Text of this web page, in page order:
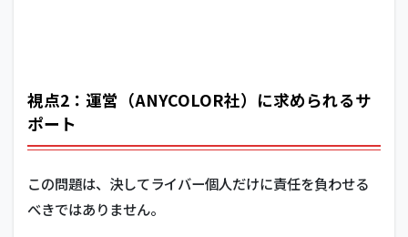
視点2：運営（ANYCOLOR社）に求められるサ
ポート
この問題は、決してライバー個人だけに責任を負わせる
べきではありません。